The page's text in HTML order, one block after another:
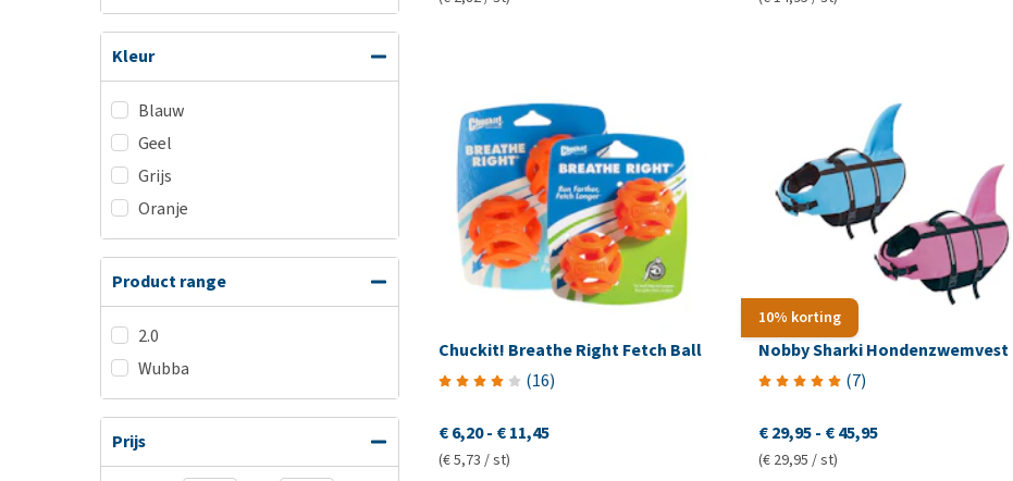
Kleur
Blauw
Geel
Grijs
Oranje
Product range
2.0
Wubba
Prijs
Chuckit! Breathe Right Fetch Ball
(16)
€ 6,20- € 11,45
(€ 5,73 / st)
10% korting
Nobby Sharki Hondenzwemvest
(7)
€ 29,95 - € 45,95
(€ 29,95 / st)